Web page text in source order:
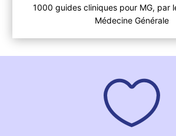
1000 guides cliniques pour MG, par
Médecine Générale